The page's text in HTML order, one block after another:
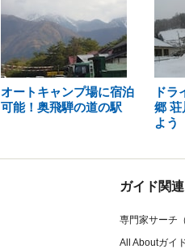
オートキャンプ場に宿泊
可能！奥飛騨の道の駅
ドラ
郷 荘
よう
ガイド関連
専門家サーチ
All Aboutガイ